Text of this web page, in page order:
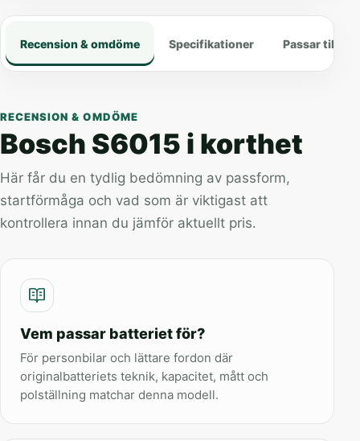
Recension & omdöme Specifikationer Passar till
RECENSION & OMDÖME
Bosch S6015 i korthet
Här får du en tydlig bedömning av passform,
startförmåga och vad som är viktigast att
kontrollera innan du jämför aktuellt pris.
Vem passar batteriet för?
För personbilar och lättare fordon där
originalbatteriets teknik, kapacitet, mått och
polställning matchar denna modell.